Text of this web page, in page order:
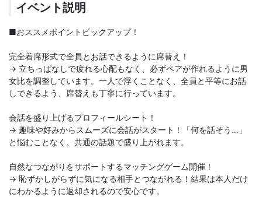
イベント説明
■おススメポイントピックアップ！
完全着席形式で全員とお話できるように席替え！
→ 立ちっぱなしで疲れる心配もなく、必ずペアが作れるように男
女比を調整しています。一人で浮くことなく、全員と平等にお話
しできるよう、席替えも丁寧に行っています。
会話を盛り上げるプロフィールシート！
→ 趣味や好みからスムーズに会話がスタート！「何を話そう…」
と悩むことなく、共通の話題で盛り上がれます。
自然なつながりをサポートするマッチングゲーム開催！
→ 恥ずかしがらずに気になる相手とつながれる！結果は本人だけ
にわかるように返却されるので安心です。